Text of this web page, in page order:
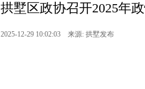
拱墅区政协召开2025年
2025-12-29 10:02:03 来源: 拱墅发布